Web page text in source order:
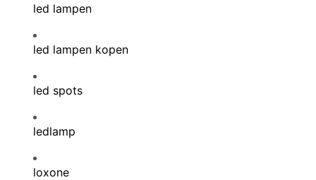
led lampen
led lampen kopen
led spots
ledlamp
loxone